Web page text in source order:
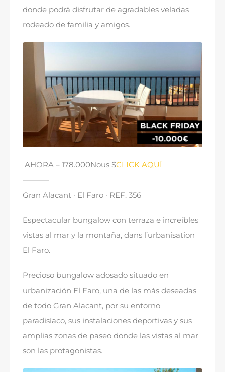
donde podrá disfrutar de agradables veladas
rodeado de familia y amigos.
AHORA – 178.000Nous $CLICK AQUÍ
———–
Gran Alacant · El Faro · REF. 356
Espectacular bungalow con terraza e increíbles
vistas al mar y la montaña, dans l’urbanisation
El Faro.
Precioso bungalow adosado situado en
urbanización El Faro, una de las más deseadas
de todo Gran Alacant, por su entorno
paradisíaco, sus instalaciones deportivas y sus
amplias zonas de paseo donde las vistas al mar
son las protagonistas.